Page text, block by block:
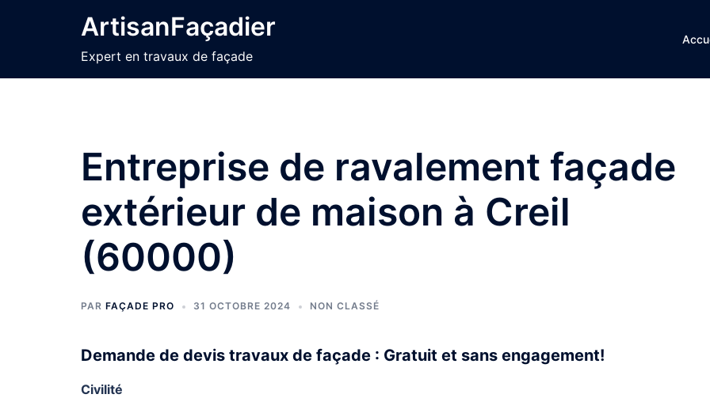
ArtisanFaçadier
Expert en travaux de façade
Entreprise de ravalement façade
extérieur de maison à Creil
(60000)
PAR FAÇADE PRO 31 OCTOBRE 2024 NON CLASSÉ
Demande de devis travaux de façade : Gratuit et sans engagement!
Civilité